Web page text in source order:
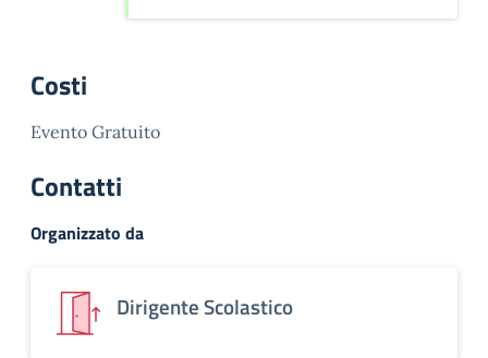
Costi
Evento Gratuito
Contatti
Organizzato da
Dirigente Scolastico